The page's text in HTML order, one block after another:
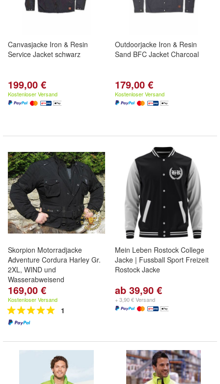
Canvasjacke Iron & Resin
Service Jacket schwarz
199,00 €
Kostenloser Versand
Outdoorjacke Iron & Resin
Sand BFC Jacket Charcoal
179,00 €
Kostenloser Versand
Skorpion Motorradjacke
Adventure Cordura Harley Gr.
2XL, WIND und
Wasserabweisend
169,00 €
Kostenloser Versand
1
Mein Leben Rostock College
Jacke | Fussball Sport Freizeit
Rostock Jacke
ab 39,90 €
+ 3,90 € Versand